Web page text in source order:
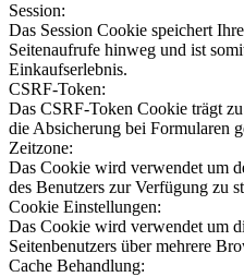
Session:
Das Session Cookie speichert
Seitenaufrufe hinweg und ist
Einkaufserlebnis.
CSRF-Token:
Das CSRF-Token Cookie trägt
die Absicherung bei Formularen
Zeitzone:
Das Cookie wird verwendet um
des Benutzers zur Verfügung zu
Cookie Einstellungen:
Das Cookie wird verwendet um
Seitenbenutzers über mehrere
Cache Behandlung: